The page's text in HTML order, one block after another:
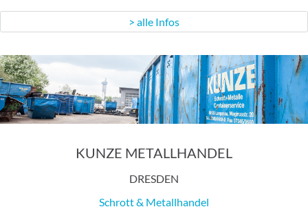
> alle Infos
KUNZE METALLHANDEL
DRESDEN
Schrott & Metallhandel